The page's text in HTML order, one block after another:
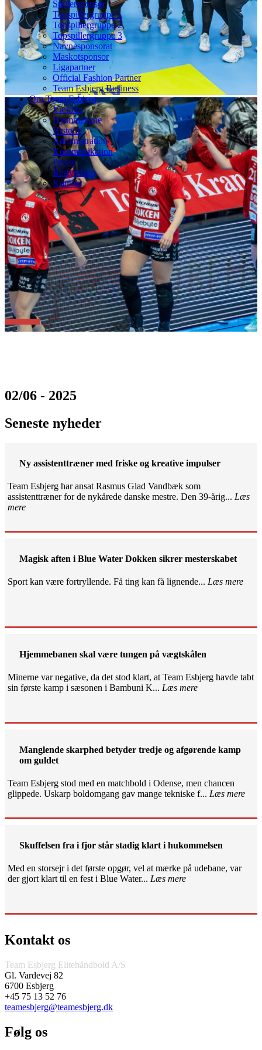
Spillersponsor
Topspillergruppe 1
Topspillergruppe 2
Topspillergruppe 3
Navnesponsorat
Maskotsponsor
Ligapartner
Official Fashion Partner
Team Esbjerg Business
Om Team Esbjerg
Værdier
Hjemmebane
Historie
Administration
Kommunikation
Presse
Bestyrelsen
Kontakt
02/06 - 2025
Seneste nyheder
Ny assistenttræner med friske og kreative impulser
Team Esbjerg har ansat Rasmus Glad Vandbæk som
assistenttræner for de nykårede danske mestre. Den 39-årig... Læs
mere
Magisk aften i Blue Water Dokken sikrer mesterskabet
Sport kan være fortryllende. Få ting kan få lignende... Læs mere
Hjemmebanen skal være tungen på vægtskålen
Minerne var negative, da det stod klart, at Team Esbjerg havde tabt
sin første kamp i sæsonen i Bambuni K... Læs mere
Manglende skarphed betyder tredje og afgørende kamp
om guldet
Team Esbjerg stod med en matchbold i Odense, men chancen
glippede. Uskarp boldomgang gav mange tekniske f... Læs mere
Skuffelsen fra i fjor står stadig klart i hukommelsen
Med en storsejr i det første opgør, vel at mærke på udebane, var
der gjort klart til en fest i Blue Water... Læs mere
Kontakt os
Team Esbjerg Elitehåndbold A/S
Gl. Vardevej 82
6700 Esbjerg
+45 75 13 52 76
teamesbjerg@teamesbjerg.dk
Følg os